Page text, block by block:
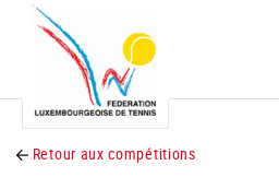
Retour aux compétitions